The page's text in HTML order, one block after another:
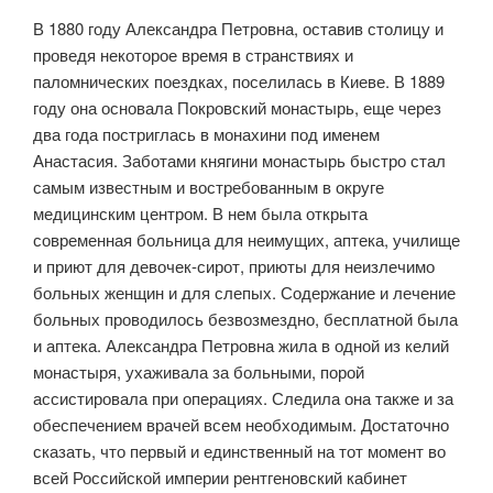
В 1880 году Александра Петровна, оставив столицу и
проведя некоторое время в странствиях и
паломнических поездках, поселилась в Киеве. В 1889
году она основала Покровский монастырь, еще через
два года постриглась в монахини под именем
Анастасия. Заботами княгини монастырь быстро стал
самым известным и востребованным в округе
медицинским центром. В нем была открыта
современная больница для неимущих, аптека, училище
и приют для девочек-сирот, приюты для неизлечимо
больных женщин и для слепых. Содержание и лечение
больных проводилось безвозмездно, бесплатной была
и аптека. Александра Петровна жила в одной из келий
монастыря, ухаживала за больными, порой
ассистировала при операциях. Следила она также и за
обеспечением врачей всем необходимым. Достаточно
сказать, что первый и единственный на тот момент во
всей Российской империи рентгеновский кабинет